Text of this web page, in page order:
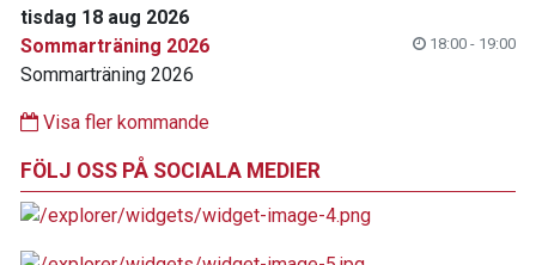
tisdag 18 aug 2026
Sommarträning 2026
18:00 - 19:00
Sommarträning 2026
Visa fler kommande
FÖLJ OSS PÅ SOCIALA MEDIER